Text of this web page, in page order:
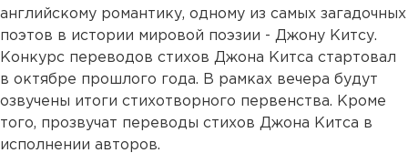
английскому романтику, одному из самых загадочных
поэтов в истории мировой поэзии - Джону Китсу.
Конкурс переводов стихов Джона Китса стартовал
в октябре прошлого года. В рамках вечера будут
озвучены итоги стихотворного первенства. Кроме
того, прозвучат переводы стихов Джона Китса в
исполнении авторов.